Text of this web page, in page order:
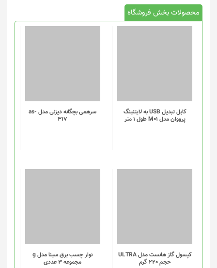
محصولات بخش فروشگاه
کابل تبدیل USB به لایتنینگ
پرووان مدل M01 طول 1 متر
سرهمی بچگانه دیزنی مدل as-
317
کپسول گاز هانست مدل ULTRA
حجم 220 گرم
نوار چسب برق سینا مدل g
مجموعه 3 عددی